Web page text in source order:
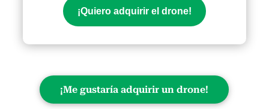
¡Quiero adquirir el drone!
¡Me gustaría adquirir un drone!